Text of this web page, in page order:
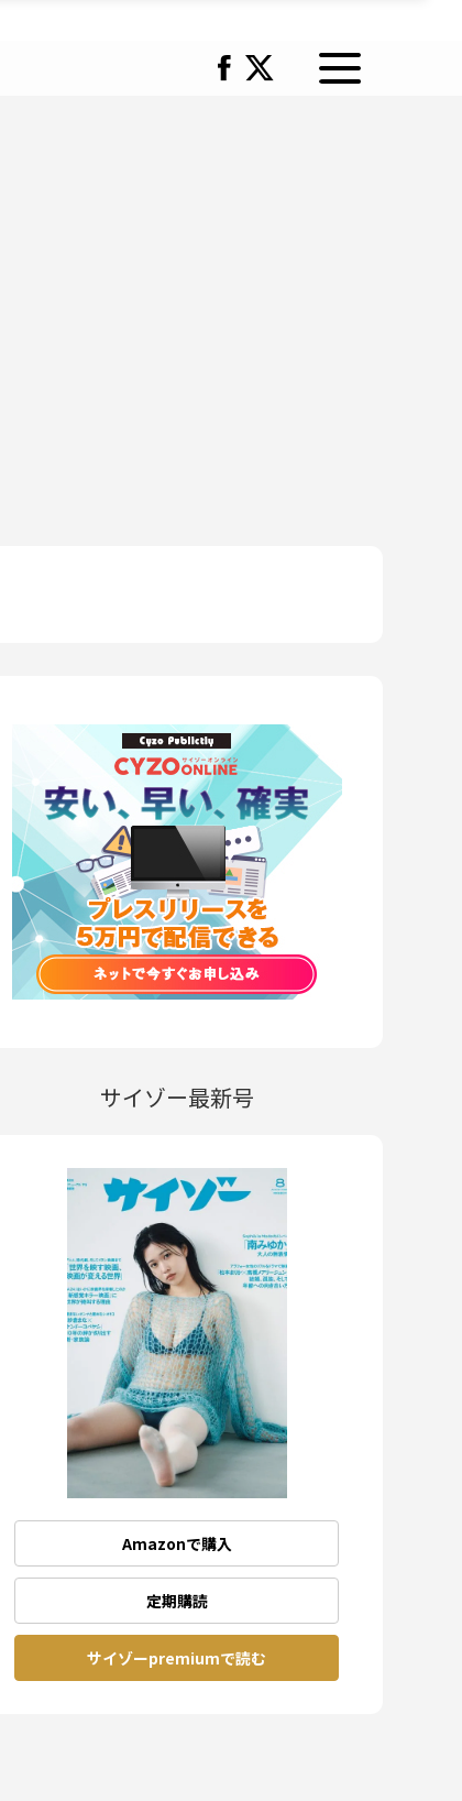
サイゾー最新号
Amazonで購入
定期購読
サイゾーpremiumで読む